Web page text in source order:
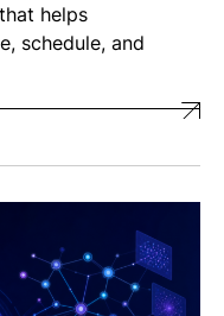
helps
schedule, and